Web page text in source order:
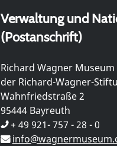
Verwaltung und
(Postanschrift)
Richard Wagner
der Richard-Wagner-
Wahnfriedstraße 2
95444 Bayreuth
+ 49 921- 757 - 28 - 0